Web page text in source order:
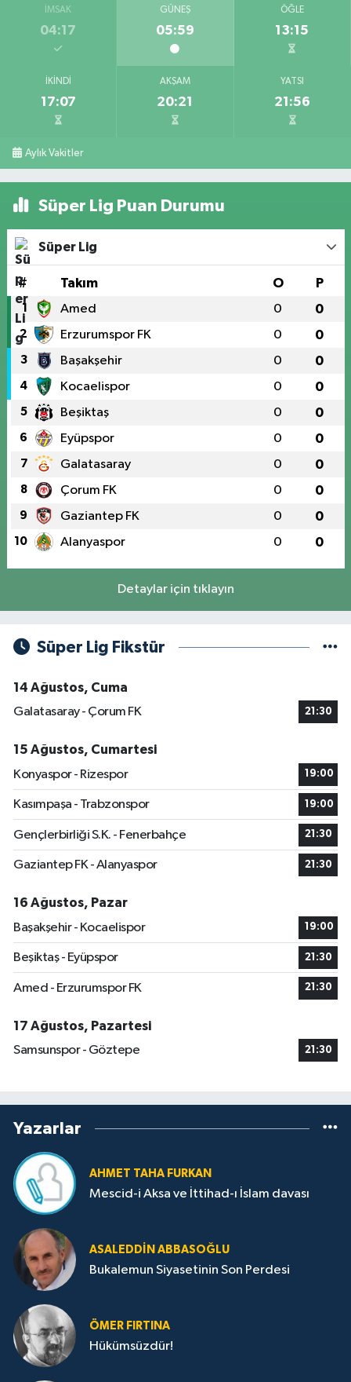
İMSAK
04:17
GÜNEŞ
05:59
ÖĞLE
13:15
İKINDI
17:07
AKŞAM
20:21
YATSI
21:56
Aylık Vakitler
Süper Lig Puan Durumu
Süper Lig
# Takım O P
1 Amed 0 0
2 Erzurumspor FK 0 0
3 Başakşehir 0 0
4 Kocaelispor 0 0
5 Beşiktaş 0 0
6 Eyüpspor 0 0
7 Galatasaray 0 0
8 Çorum FK 0 0
9 Gaziantep FK 0 0
10 Alanyaspor 0 0
Detaylar için tıklayın
Süper Lig Fikstür
14 Ağustos, Cuma
Galatasaray - Çorum FK
21:30
15 Ağustos, Cumartesi
Konyaspor - Rizespor
19:00
Kasımpaşa - Trabzonspor 19:00
Gençlerbirliği S.K. - Fenerbahçe 21:30
Gaziantep FK - Alanyaspor 21:30
16 Ağustos, Pazar
Başakşehir - Kocaelispor
19:00
Beşiktaş - Eyüpspor 21:30
Amed - Erzurumspor FK 21:30
17 Ağustos, Pazartesi
Samsunspor - Göztepe
21:30
Yazarlar
AHMET TAHA FURKAN
Mescid-i Aksa ve İttihad-ı İslam davası
ASALEDDIN ABBASOĞLU
Bukalemun Siyasetinin Son Perdesi
ÖMER FIRTINA
Hükümsüzdür!